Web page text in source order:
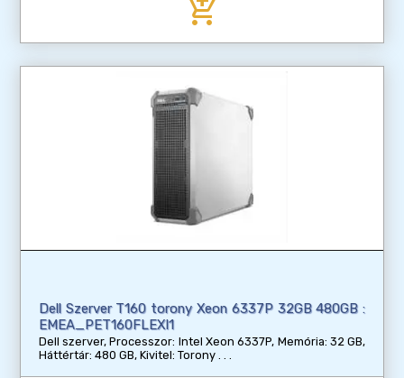
add_shopping_cart
Dell Szerver T160 torony Xeon 6337P 32GB 480GB :
EMEA_PET160FLEXI1
Dell szerver, Processzor: Intel Xeon 6337P, Memória: 32 GB,
Háttértár: 480 GB, Kivitel: Torony